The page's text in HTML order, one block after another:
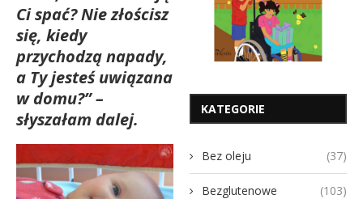
Ci spać? Nie złościsz
się, kiedy
przychodzą napady,
a Ty jesteś uwiązana
w domu?” –
słyszałam dalej.
KATEGORIE
Bez oleju (37)
Bezglutenowe (103)